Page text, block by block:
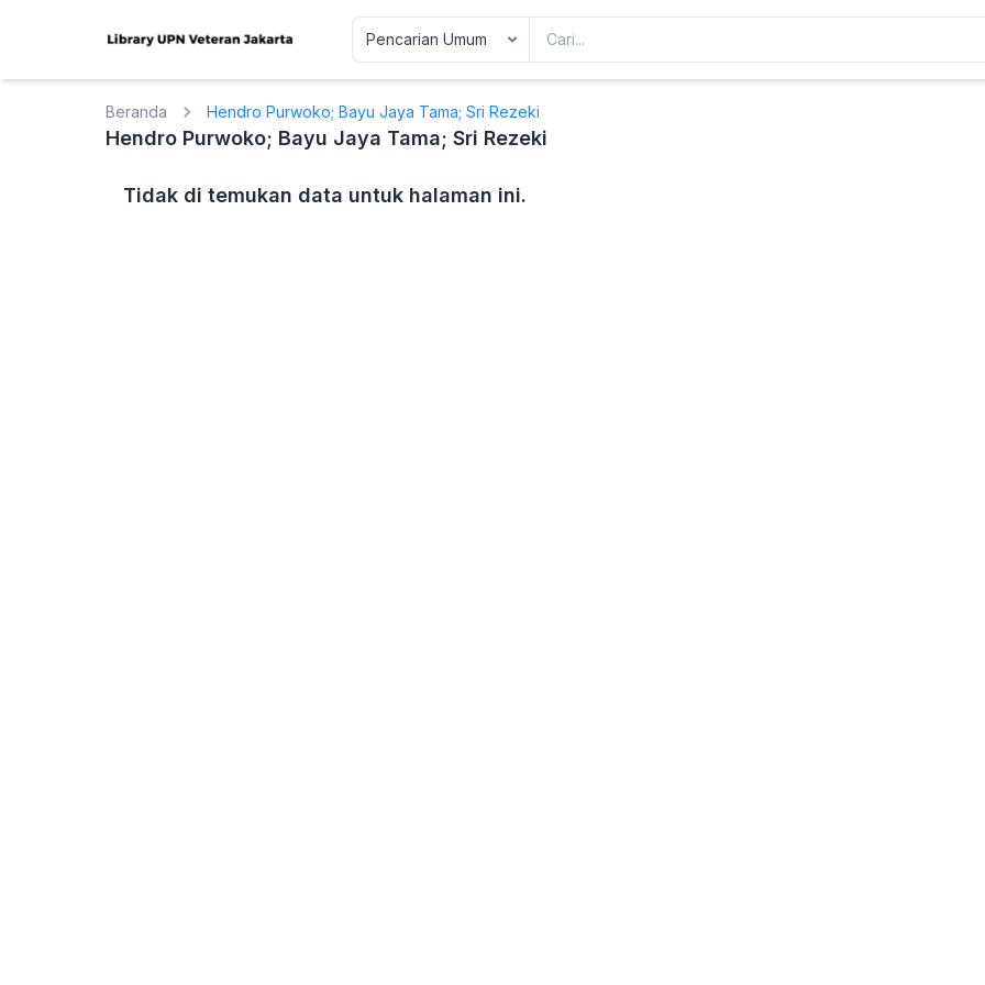
Beranda Hendro Purwoko; Bayu Jaya Tama; Sri Rezeki
Hendro Purwoko; Bayu Jaya Tama; Sri Rezeki
Tidak di temukan data untuk halaman ini.